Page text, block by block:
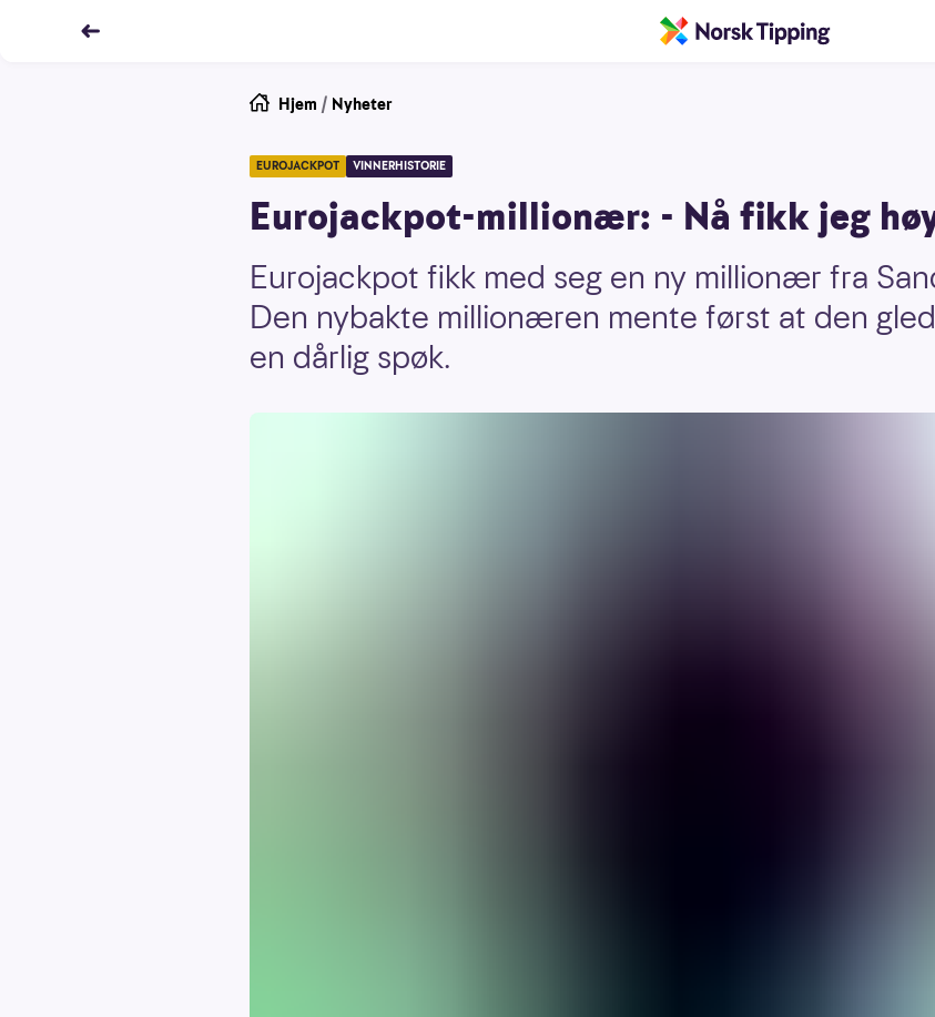
Hjem / Nyheter
EUROJACKPOT VINNERHISTORIE
Eurojackpot-millionær: - Nå fikk jeg
Eurojackpot fikk med seg en ny millionær fra
Den nybakte millionæren mente først at den
en dårlig spøk.